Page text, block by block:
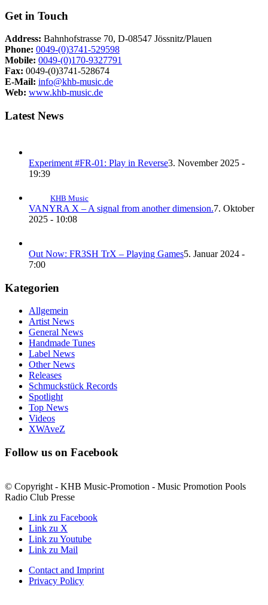
Get in Touch
Address: Bahnhofstrasse 70, D-08547 Jössnitz/Plauen
Phone: 0049-(0)3741-529598
Mobile: 0049-(0)170-9327791
Fax: 0049-(0)3741-528674
E-Mail: info@khb-music.de
Web: www.khb-music.de
Latest News
Experiment #FR-01: Play in Reverse3. November 2025 -
19:39
KHB Music
VANYRA X – A signal from another dimension.7. Oktober
2025 - 10:08
Out Now: FR3SH TrX – Playing Games5. Januar 2024 -
7:00
Kategorien
Allgemein
Artist News
General News
Handmade Tunes
Label News
Other News
Releases
Schmuckstück Records
Spotlight
Top News
Videos
XWAveZ
Follow us on Facebook
© Copyright - KHB Music-Promotion - Music Promotion Pools
Radio Club Presse
Link zu Facebook
Link zu X
Link zu Youtube
Link zu Mail
Contact and Imprint
Privacy Policy